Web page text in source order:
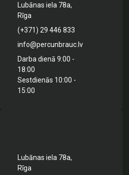
Lubānas iela 78a,
Rīga
(+371) 29 446 833
info@percunbrauc.lv
Darba dienā 9:00 -
18:00
Sestdienās 10:00 -
15:00
Lubānas iela 78a,
Rīga